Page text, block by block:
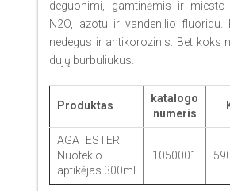
deguonimi, gamtinėmis ir miesto
N2O, azotu ir vandenilio fluoridu.
nedegus ir antikorozinis. Bet koks
dujų burbuliukus.
Produktas
katalogo
numeris
AGATESTER
Nuotekio
aptikėjas 300ml
1050001